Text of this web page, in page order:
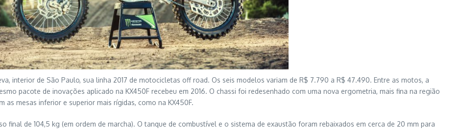
interior de São Paulo, sua linha 2017 de motocicletas off road. Os seis modelos variam de R$ 7.790 a R$ 47.490. Entre as motos, a
pacote de inovações aplicado na KX450F recebeu em 2016. O chassi foi redesenhado com uma nova ergometria, mais fina na região
mesas inferior e superior mais rígidas, como na KX450F.
final de 104,5 kg (em ordem de marcha). O tanque de combustível e o sistema de exaustão foram rebaixados em cerca de 20 mm para